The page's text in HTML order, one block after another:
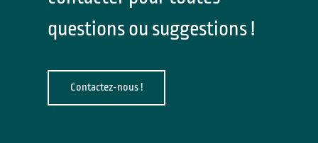
questions ou suggestions !
Contactez-nous !